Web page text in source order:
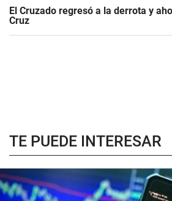
El Cruzado regresó a la derrota y
Cruz
TE PUEDE INTERESAR